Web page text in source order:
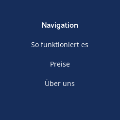
Navigation
So funktioniert es
Preise
Über uns